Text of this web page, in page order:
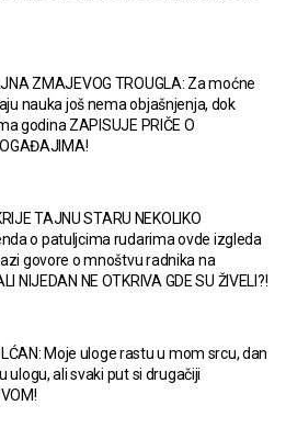
ZMAJEVOG TROUGLA: Za moćne
nauka još nema objašnjenja, dok
godina ZAPISUJE PRIČE O
TAJNU STARU NEKOLIKO
o patuljcima rudarima ovde izgleda
govore o mnoštvu radnika na
NIJEDAN NE OTKRIVA GDE SU ŽIVELI?!
Moje uloge rastu u mom srcu, dan
ulogu, ali svaki put si drugačiji